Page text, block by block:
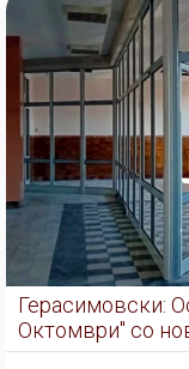
Герасимовски:
Октомври" со
од септември